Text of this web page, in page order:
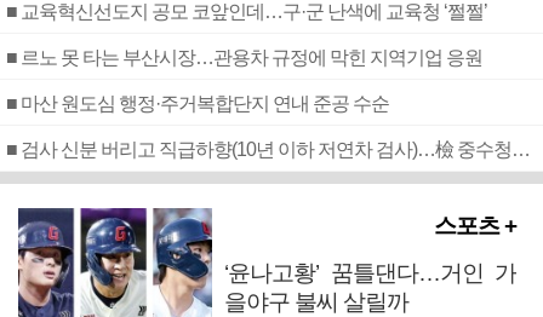
■ 교육혁신선도지 공모 코앞인데…구·군 난색에 교육청 ‘쩔쩔’
■ 르노 못 타는 부산시장…관용차 규정에 막힌 지역기업 응원
■ 마산 원도심 행정·주거복합단지 연내 준공 수순
■ 검사 신분 버리고 직급하향(10년 이하 저연차 검사)…檢 중수청행 기피
스포츠 +
‘윤나고황’ 꿈틀댄다…거인 가
을야구 불씨 살릴까